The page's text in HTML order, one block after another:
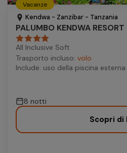
Autonoleggio
Parcheggio
Autonoleggio
Parcheggio
Vacanze
Kendwa - Zanzibar - Tanzania
PALUMBO KENDWA RESORT
All Inclusive Soft
Trasporto incluso: volo
Include: uso della piscina esterna
8 notti
Scopri di